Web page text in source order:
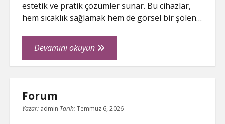
estetik ve pratik çözümler sunar. Bu cihazlar,
hem sıcaklık sağlamak hem de görsel bir şölen…
Devamını okuyunElektrikli
Somine
Forum
Yazar: admin Tarih:Temmuz 6, 2026